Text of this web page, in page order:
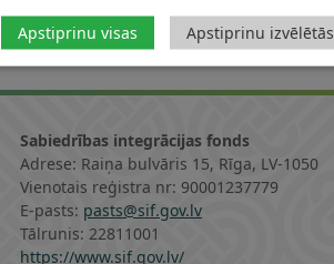
Sabiedrības integrācijas fonds
Adrese: Raiņa bulvāris 15, Rīga, LV-1050
Vienotais reģistra nr: 90001237779
E-pasts: pasts@sif.gov.lv
Tālrunis: 22811001
https://www.sif.gov.lv/
Apstiprinu visas Apstiprinu izvēlētās